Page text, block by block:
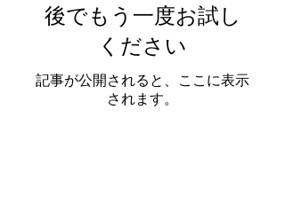
後でもう一度お試し
ください
記事が公開されると、ここに表示
されます。